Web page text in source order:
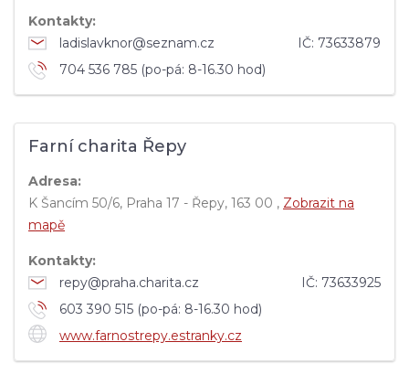
Kontakty:
ladislavknor@seznam.cz
IČ: 73633879
704 536 785 (po-pá: 8-16.30 hod)
Farní charita Řepy
Adresa:
K Šancím 50/6, Praha 17 - Řepy, 163 00 , Zobrazit na
mapě
Kontakty:
repy@praha.charita.cz
IČ: 73633925
603 390 515 (po-pá: 8-16.30 hod)
www.farnostrepy.estranky.cz